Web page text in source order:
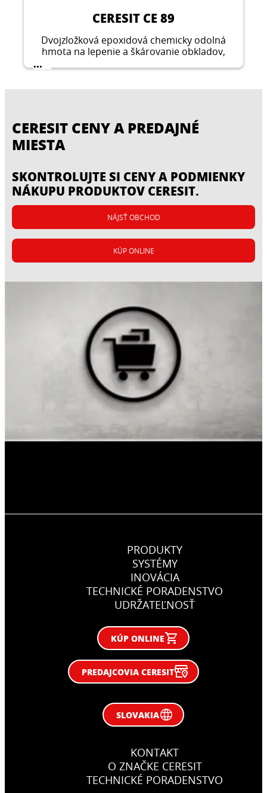
kameňov.
CERESIT CE 89
Dvojzložková epoxidová chemicky odolná
hmota na lepenie a škárovanie obkladov,
...
CERESIT CENY A PREDAJNÉ
MIESTA
SKONTROLUJTE SI CENY A PODMIENKY
NÁKUPU PRODUKTOV CERESIT.
NÁJSŤ OBCHOD
KÚP ONLINE
PRODUKTY
SYSTÉMY
INOVÁCIA
TECHNICKÉ PORADENSTVO
UDRŽATEĽNOSŤ
KÚP ONLINE
PREDAJCOVIA CERESIT
SLOVAKIA
KONTAKT
O ZNAČKE CERESIT
TECHNICKÉ PORADENSTVO